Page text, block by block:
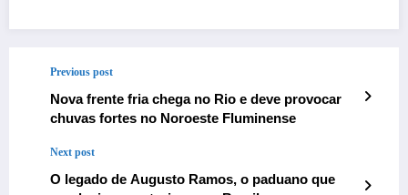
Previous post
Nova frente fria chega no Rio e deve provocar
chuvas fortes no Noroeste Fluminense
Next post
O legado de Augusto Ramos, o paduano que